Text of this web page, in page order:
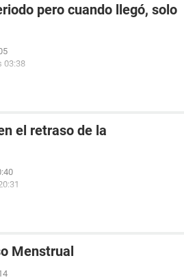
pero cuando llegó, solo
03:38
el retraso de la
Menstrual